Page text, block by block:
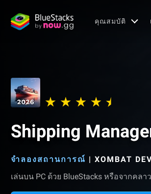
คุณสมบัติ
Shipping
จำลองสถานการณ์ | XOMBAT
เล่นบน PC ด้วย BlueStacks หรือจากคลา